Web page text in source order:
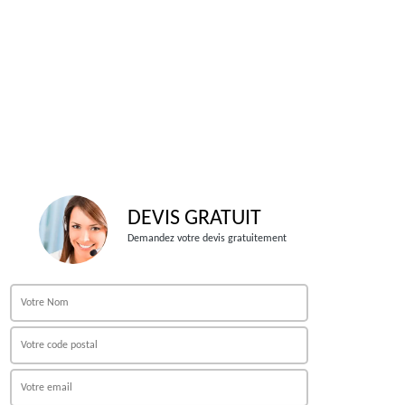
DEVIS GRATUIT
Demandez votre devis gratuitement